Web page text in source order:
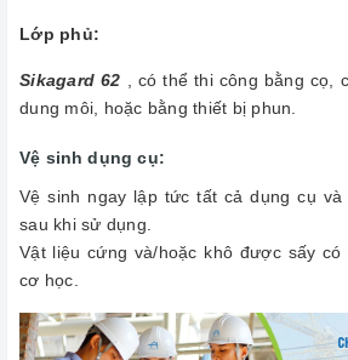
Lớp phủ:
Sikagard 62 , có thể thi công bằng cọ,
dung môi, hoặc bằng thiết bị phun.
Vệ sinh dụng cụ:
Vệ sinh ngay lập tức tất cả dụng cụ
sau khi sử dụng.
Vật liệu cứng và/hoặc khô được sấy
cơ học.